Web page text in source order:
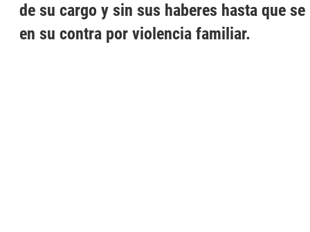
de su cargo y sin sus haberes hasta que
en su contra por violencia familiar.